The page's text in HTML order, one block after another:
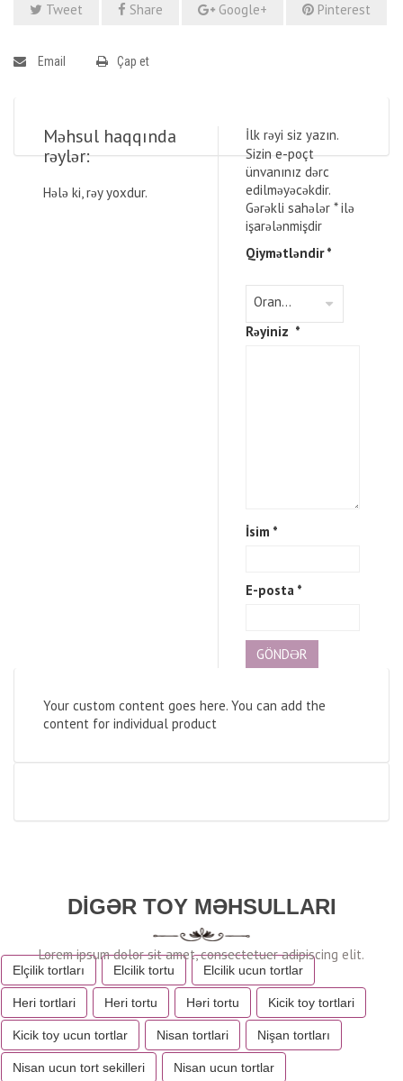
Tweet Share Google+ Pinterest
Email Çap et
Məhsul haqqında
rəylər:
Hələ ki, rəy yoxdur.
İlk rəyi siz yazın.
Sizin e-poçt
ünvanınız dərc
edilməyəcəkdir.
Gərəkli sahələr *ilə
işarələnmişdir
Qiymətləndir*
Rəyiniz *
İsim *
E-posta *
Your custom content goes here. You can add the
content for individual product
DIGƏR TOY MƏHSULLARI
Elçilik tortları Elcilik tortu Elcilik ucun tortlar
Heri tortlari Heri tortu Həri tortu Kicik toy tortlari
Kicik toy ucun tortlar Nisan tortlari Nişan tortları
Nisan ucun tort sekilleri Nisan ucun tortlar